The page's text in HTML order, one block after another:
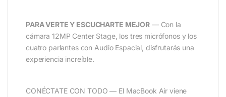
PARA VERTE Y ESCUCHARTE MEJOR— Con la
cámara 12MP Center Stage, los tres micrófonos y los
cuatro parlantes con Audio Espacial, disfrutarás una
experiencia increíble.
CONÉCTATE CON TODO — El MacBook Air viene